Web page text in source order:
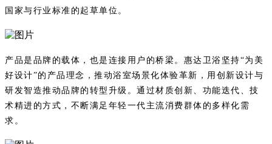
国家与行业标准的起草单位。
产品是品牌的载体，也是连接用户的桥梁。惠达卫浴坚持“为美
好设计”的产品理念，推动浴室场景化体验革新，用创新设计与
研发智造推动品牌的转型升级。通过材质创新、功能迭代、技
术精进的方式，不断满足年轻一代主流消费群体的多样化需
求。